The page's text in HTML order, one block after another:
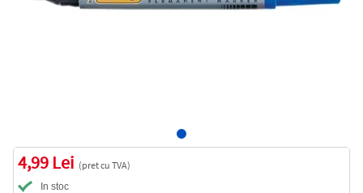
4,99 Lei (pret cu TVA)
In stoc